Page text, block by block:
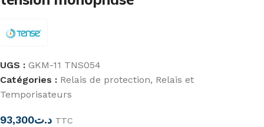
UGS : GKM-11 TNS054
Catégories : Relais de protection, Relais et
Temporisateurs
د.ت93,300 TTC